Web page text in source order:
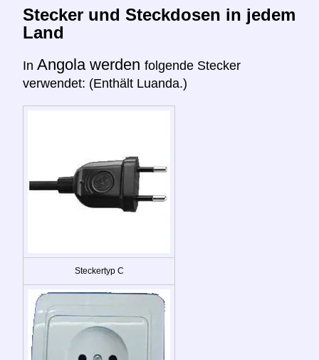
Stecker und Steckdosen in jedem
Land
In Angola werden folgende Stecker
verwendet: (Enthält Luanda.)
Steckertyp C